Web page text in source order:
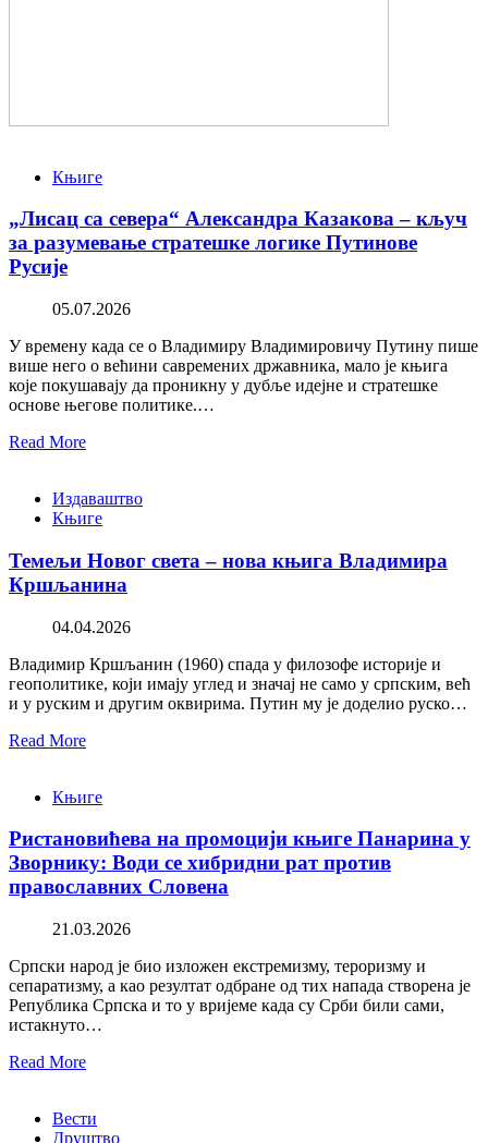
Књиге
„Лисац са севера“ Александра Казакова – кључ
за разумевање стратешке логике Путинове
Русије
05.07.2026
У времену када се о Владимиру Владимировичу Путину пише
више него о већини савремених државника, мало је књига
које покушавају да проникну у дубље идејне и стратешке
основе његове политике.…
Read More
Издаваштво
Књиге
Темељи Новог света – нова књига Владимира
Кршљанина
04.04.2026
Владимир Кршљанин (1960) спада у филозофе историје и
геополитике, који имају углед и значај не само у српским, већ
и у руским и другим оквирима. Путин му је доделио руско…
Read More
Књиге
Ристановићева на промоцији књиге Панарина у
Зворнику: Води се хибридни рат против
православних Словена
21.03.2026
Српски народ је био изложен екстремизму, тероризму и
сепаратизму, а као резултат одбране од тих напада створена је
Република Српска и то у вријеме када су Срби били сами,
истакнуто…
Read More
Вести
Друштво